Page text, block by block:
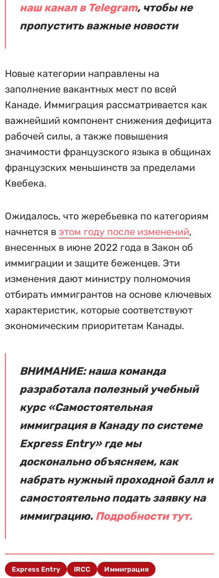
наш канал в Telegram, чтобы не
пропустить важные новости
Новые категории направлены на
заполнение вакантных мест по всей
Канаде. Иммиграция рассматривается как
важнейший компонент снижения дефицита
рабочей силы, а также повышения
значимости французского языка в общинах
французских меньшинств за пределами
Квебека.
Ожидалось, что жеребьевка по категориям
начнется в этом году после изменений,
внесенных в июне 2022 года в Закон об
иммиграции и защите беженцев. Эти
изменения дают министру полномочия
отбирать иммигрантов на основе ключевых
характеристик, которые соответствуют
экономическим приоритетам Канады.
ВНИМАНИЕ: наша команда
разработала полезный учебный
курс «Самостоятельная
иммиграция в Канаду по системе
Express Entry» где мы
досконально объясняем, как
набрать нужный проходной балл и
самостоятельно подать заявку на
иммиграцию. Подробности тут.
Express Entry IRCC Иммиграция